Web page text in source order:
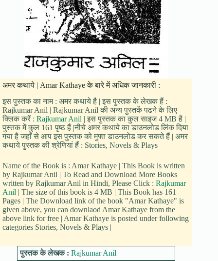
अमर कथाये | Amar Kathaye के बारे में अधिक जानकारी :
इस पुस्तक का नाम : अमर कथाये है | इस पुस्तक के लेखक हैं :
Rajkumar Anil | Rajkumar Anil की अन्य पुस्तकें पढने के लिए
क्लिक करें : Rajkumar Anil | इस पुस्तक का कुल साइज 4 MB है |
पुस्तक में कुल 161 पृष्ठ हैं |नीचे अमर कथाये का डाउनलोड लिंक दिया
गया है जहाँ से आप इस पुस्तक को मुफ्त डाउनलोड कर सकते हैं | अमर
कथाये पुस्तक की श्रेणियां हैं : Stories, Novels & Plays
Name of the Book is : Amar Kathaye | This Book is written
by Rajkumar Anil | To Read and Download More Books
written by Rajkumar Anil in Hindi, Please Click : Rajkumar
Anil | The size of this book is 4 MB | This Book has 161
Pages | The Download link of the book "Amar Kathaye" is
given above, you can downlaod Amar Kathaye from the
above link for free | Amar Kathaye is posted under following
categories Stories, Novels & Plays |
पुस्तक के लेखक : Rajkumar Anil